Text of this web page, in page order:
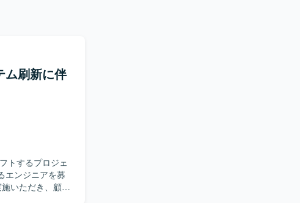
ム刷新に伴
トするプロジェ
エンジニアを募